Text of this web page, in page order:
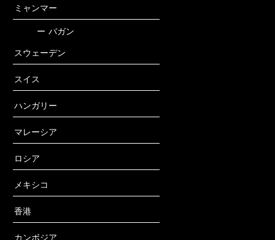
ミャンマー
ー バガン
スウェーデン
スイス
ハンガリー
マレーシア
ロシア
メキシコ
香港
カンボジア